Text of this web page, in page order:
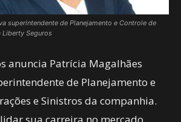
superintendente de Planejamento e Controle de
Liberty Seguros
anuncia Patrícia Magalhães
de Planejamento e
e Sinistros da companhia.